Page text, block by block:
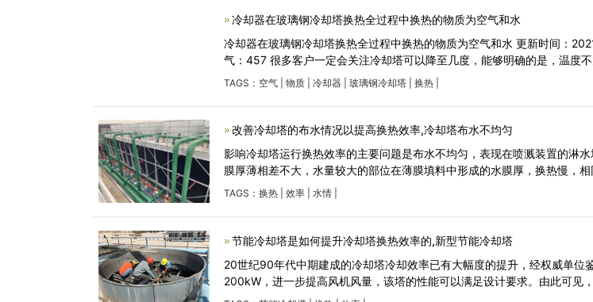
冷却器在玻璃钢冷却塔换热全过程中换热的物质为空气和水
冷却器在玻璃钢冷却塔换热全过程中换热的物质为空气和水 更新时间：
气：457 很多客户一定会关注冷却塔可以降至几度，能够明确的是，温度
TAGS： 空气 物质 冷却器 玻璃钢冷却塔 换热
改善冷却塔的布水情况以提高换热效率,冷却塔布水不均匀
影响冷却塔运行换热效率的主要问题是布水不均匀，表现在喷溅装置的淋
膜厚薄相差不大，水量较大的部位在薄膜填料中形成的水膜厚，换热慢，
TAGS： 换热 效率 水情
节能冷却塔是如何提升冷却塔换热效率的,新型节能冷却塔
20世纪90年代中期建成的冷却塔冷却效率已有大幅度的提升，经权威单位
200kW，进一步提高风机风量，该塔的性能可以满足设计要求。由此可见